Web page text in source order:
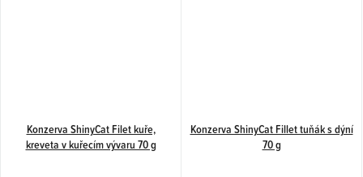
Konzerva ShinyCat Filet kuře,
kreveta v kuřecím vývaru 70 g
Konzerva ShinyCat Fillet tuňák s dýní
70 g